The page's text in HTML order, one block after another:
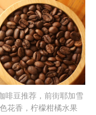
啡豆推荐，前街耶加雪
花香，柠檬柑橘水果